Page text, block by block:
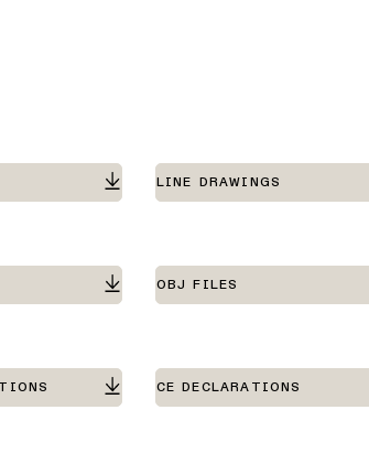
LINE DRAWINGS
OBJ FILES
CE DECLARATIONS